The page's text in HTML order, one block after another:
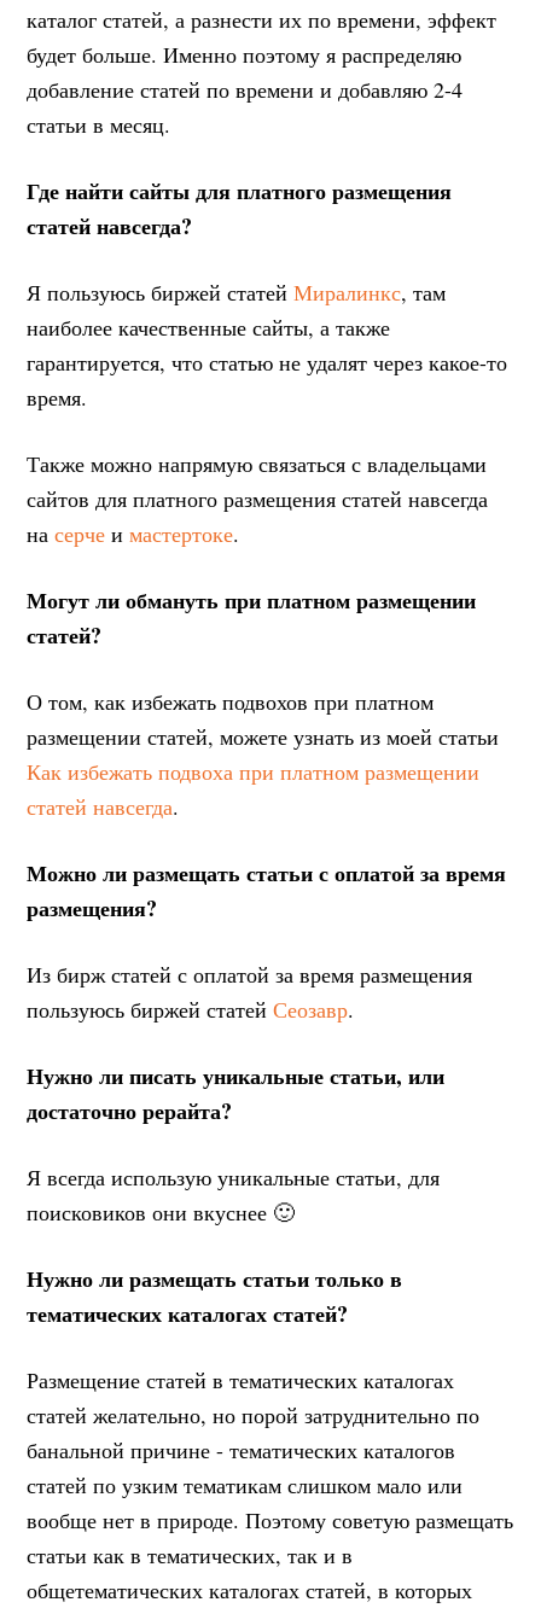
каталог статей, а разнести их по времени, эффект
будет больше. Именно поэтому я распределяю
добавление статей по времени и добавляю 2-4
статьи в месяц.
Где найти сайты для платного размещения
статей навсегда?
Я пользуюсь биржей статейМиралинкс, там
наиболее качественные сайты, а также
гарантируется, что статью не удалят через какое-то
время.
Также можно напрямую связаться с владельцами
сайтов для платного размещения статей навсегда
насерче имастертоке.
Могут ли обмануть при платном размещении
статей?
О том, как избежать подвохов при платном
размещении статей, можете узнать из моей статьи
Как избежать подвоха при платном размещении
статей навсегда.
Можно ли размещать статьи с оплатой за время
размещения?
Из бирж статей с оплатой за время размещения
пользуюсь биржей статейСеозавр.
Нужно ли писать уникальные статьи, или
достаточно рерайта?
Я всегда использую уникальные статьи, для
поисковиков они вкуснее 🙂
Нужно ли размещать статьи только в
тематических каталогах статей?
Размещение статей в тематических каталогах
статей желательно, но порой затруднительно по
банальной причине - тематических каталогов
статей по узким тематикам слишком мало или
вообще нет в природе. Поэтому советую размещать
статьи как в тематических, так и в
общетематических каталогах статей, в которых